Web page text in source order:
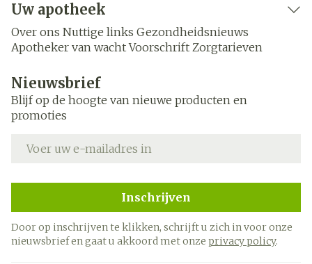
Uw apotheek
Over ons Nuttige links Gezondheidsnieuws
Apotheker van wacht Voorschrift Zorgtarieven
Nieuwsbrief
Blijf op de hoogte van nieuwe producten en
promoties
Inschrijven
Door op inschrijven te klikken, schrijft u zich in voor onze
nieuwsbrief en gaat u akkoord met onze privacy policy.